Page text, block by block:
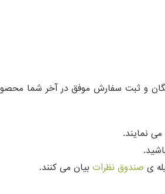
و ثبت سفارش موفق در آخر شما
نمایند.
ی صندوق نظرات بیان می کنند.